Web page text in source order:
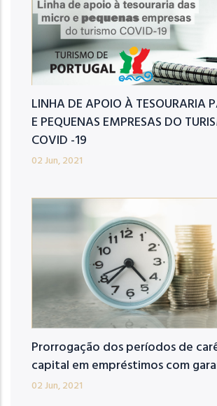
LINHA DE APOIO À TESOURARIA
E PEQUENAS EMPRESAS DO
COVID -19
02 Jun, 2021
Prorrogação dos períodos de
capital em empréstimos com
02 Jun, 2021